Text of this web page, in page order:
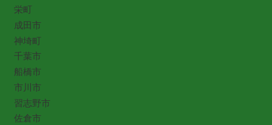
栄町
成田市
神埼町
千葉市
船橋市
市川市
習志野市
佐倉市